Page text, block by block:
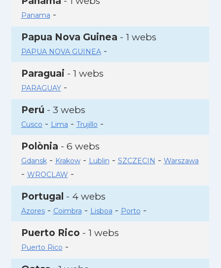
Panama -
Papua Nova Guinea - 1 webs
PAPUA NOVA GUINEA-
Paraguai - 1 webs
PARAGUAY-
Perú - 3 webs
Cusco - Lima - Trujillo -
Polònia - 6 webs
Gdansk- Krakow- Lublin - SZCZECIN - Warszawa
- WROCLAW -
Portugal - 4 webs
Azores- Coimbra - Lisboa - Porto -
Puerto Rico - 1 webs
Puerto Rico -